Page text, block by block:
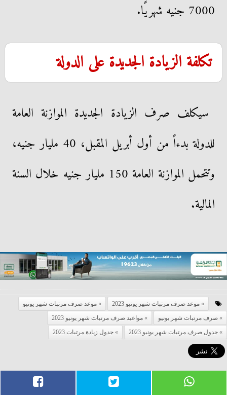
7000 جنيه شهريًا.
تكلفة الزيادة الجديدة على الدولة
سيكلف صرف الزيادة الجديدة الموازنة العامة
للدولة بدءاً من أول أبريل المقبل، 40 مليار جنيه،
وتتحمل الموازنة العامة 150 مليار جنيه خلال السنة
المالية.
موعد صرف مرتبات شهر يونيو 2023
موعد صرف مرتبات شهر يونيو
صرف مرتبات شهر يونيو
مواعيد صرف مرتبات شهر يونيو 2023
جدول صرف مرتبات شهر يونيو 2023
جدول زيادة مرتبات 2023